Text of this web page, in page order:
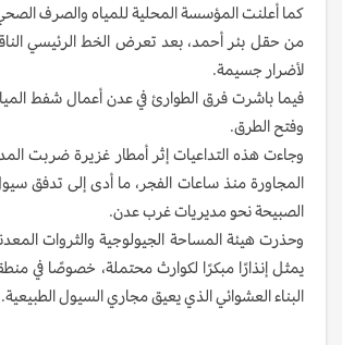
كما أعلنت المؤسسة المحلية للمياه والصرف
لأضرار جسيمة.
فيما باشرت فرق الطوارئ في عدن أعمال شفط
وفتح الطرق.
وجاءت هذه التداعيات إثر أمطار غزيرة ضربت
المجاورة منذ ساعات الفجر، ما أدى إلى تدفق
الصبيحة نحو مديريات غرب عدن.
وحذرت هيئة المساحة الجيولوجية والثروات
يمثل إنذارًا مبكرًا لكوارث محتملة، خصوصًا في
البناء العشوائي الذي يعيق مجاري السيول الطبيعية.